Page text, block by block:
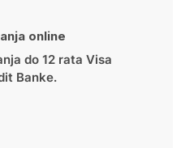
online
do 12 rata Visa
Banke.